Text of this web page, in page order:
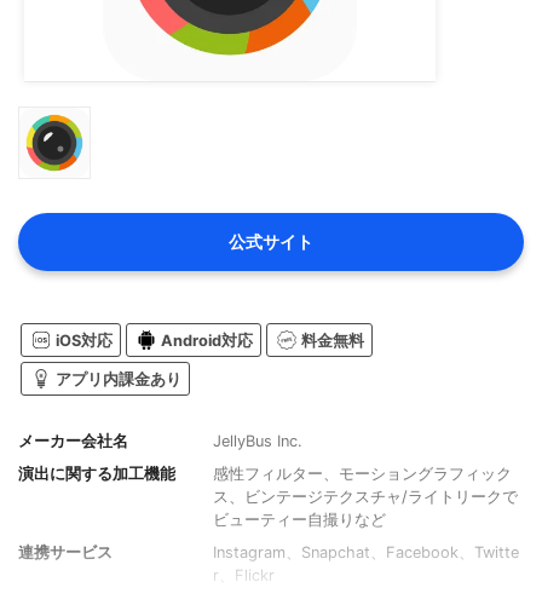
公式サイト
iOS対応 Android対応 料金無料
アプリ内課金あり
メーカー会社名
JellyBus Inc.
演出に関する加工機能
感性フィルター、モーショングラフィック
ス、ビンテージテクスチャ/ライトリークで
ビューティー自撮りなど
連携サービス
Instagram、Snapchat、Facebook、Twitte
r、Flickr